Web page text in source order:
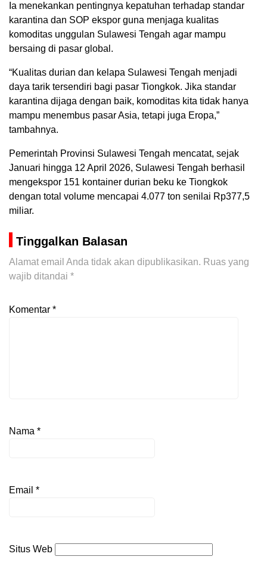
Ia menekankan pentingnya kepatuhan terhadap standar
karantina dan SOP ekspor guna menjaga kualitas
komoditas unggulan Sulawesi Tengah agar mampu
bersaing di pasar global.
“Kualitas durian dan kelapa Sulawesi Tengah menjadi
daya tarik tersendiri bagi pasar Tiongkok. Jika standar
karantina dijaga dengan baik, komoditas kita tidak hanya
mampu menembus pasar Asia, tetapi juga Eropa,”
tambahnya.
Pemerintah Provinsi Sulawesi Tengah mencatat, sejak
Januari hingga 12 April 2026, Sulawesi Tengah berhasil
mengekspor 151 kontainer durian beku ke Tiongkok
dengan total volume mencapai 4.077 ton senilai Rp377,5
miliar.
Tinggalkan Balasan
Alamat email Anda tidak akan dipublikasikan. Ruas yang
wajib ditandai *
Komentar *
Nama *
Email *
Situs Web